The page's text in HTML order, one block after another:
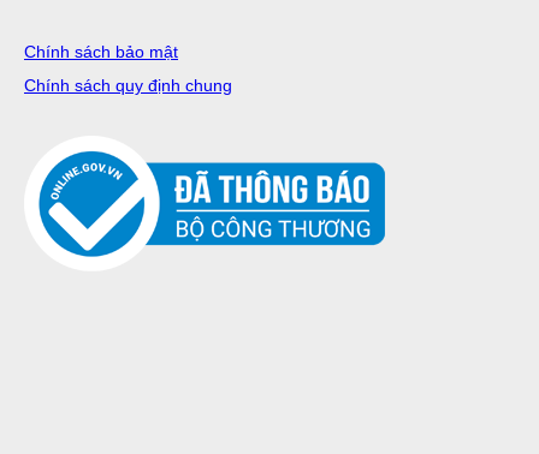
Chính sách bảo mật
Chính sách quy định chung